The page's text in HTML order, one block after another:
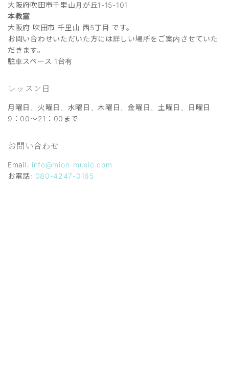
大阪府吹田市千里山月が丘1-15-101
本教室
大阪府 吹田市 千里山 西5丁目 です。
お問い合わせいただいた方には詳しい場所をご案内させていた
だきます。
駐車スペース 1台有
レッスン日
月曜日、火曜日、水曜日、木曜日、金曜日、土曜日、日曜日
9：00～21：00まで
お問い合わせ
Email: info@mion-music.com
お電話: 080-4247-0165